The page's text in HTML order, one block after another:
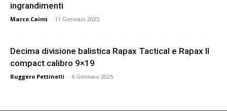
ingrandimenti
Marco Caimi - 11 Gennaio 2025
Decima divisione balistica Rapax Tactical e Rapax II
compact calibro 9×19
Ruggero Pettinelli - 6 Gennaio 2025